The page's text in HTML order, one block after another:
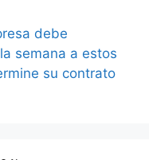
debe
semana a estos
su contrato